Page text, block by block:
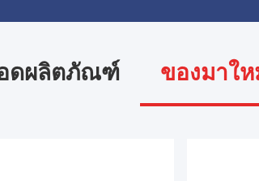
ดผลิตภัณฑ์ ของมาใ